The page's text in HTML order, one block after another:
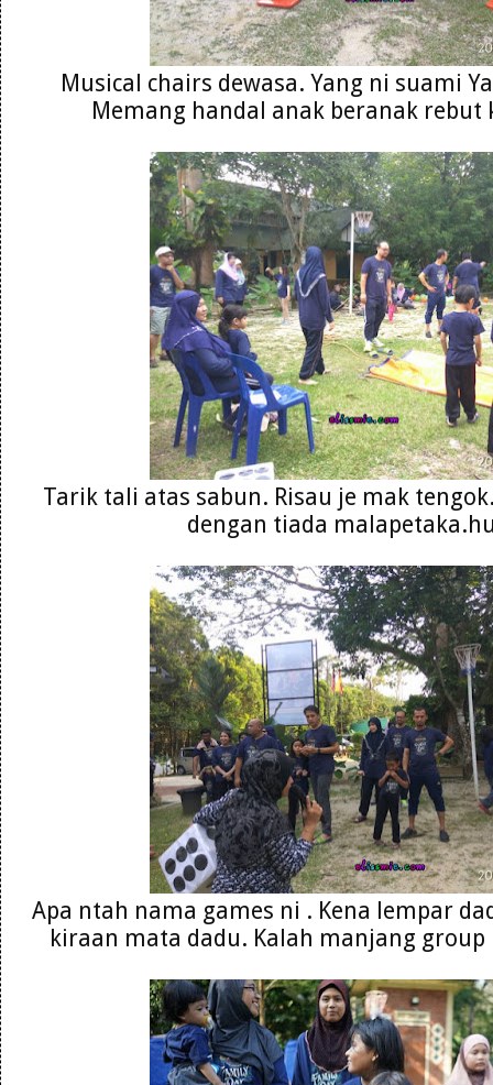
Musical chairs dewasa. Yang ni suami
Memang handal anak beranak rebut
Tarik tali atas sabun. Risau je mak
dengan tiada
Apa ntah nama games ni . Kena lempar
kiraan mata dadu. Kalah manjang